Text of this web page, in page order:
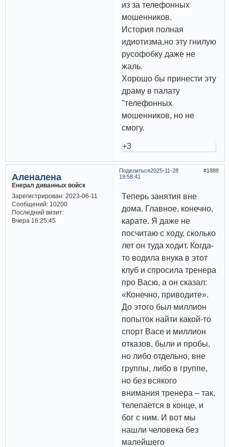
из за телефонных
мошенников.
История полная
идиотизма,но эту гнилую
русофобку даже не
жаль.
Хорошо бы принести эту
драму в палату
"телефонных
мошенников, но не
смогу.
+3
Поделиться 1888
2025-11-28
19:58:41
Аленалена
Енерал диванных войск
Зарегистрирован: 2023-06-11
Сообщений:10200
Последний визит:
Вчера 16:25:45
Теперь занятия вне
дома. Главное, конечно,
карате. Я даже не
посчитаю с ходу, сколько
лет он туда ходит. Когда-
то водила внука в этот
клуб и спросила тренера
про Васю, а он сказал:
«Конечно, приводите».
До этого был миллион
попыток найти какой-то
спорт Васе и миллион
отказов, были и пробы,
но либо отдельно, вне
группы, либо в группе,
но без всякого
внимания тренера – так,
телепается в конце, и
бог с ним. И вот мы
нашли человека без
малейшего